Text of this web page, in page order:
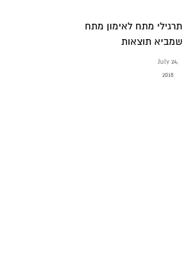
תרגילי מתח לאימון מתח
שמביא תוצאות
July 24,
2018